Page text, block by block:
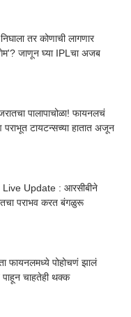
तर कोणाची लागणार
जाणून घ्या IPLचा अजब
पालापाचोळा! फायनलचं
टायटन्सच्या हातात अजून
Update : आरसीबीने
पराभव करत बंगळुरू
फायनलमध्ये पोहोचणं झालं
चाहतेही थक्क